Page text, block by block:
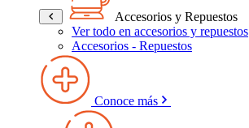
Accesorios y Repuestos
Ver todo en accesorios y repuestos
Accesorios - Repuestos
Conoce más